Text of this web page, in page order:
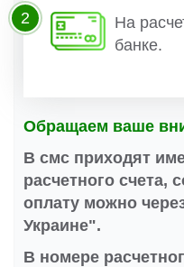
На
банке.
2
Обращаем ваше
В смс приходят
расчетного счета,
оплату можно
Украине".
В номере